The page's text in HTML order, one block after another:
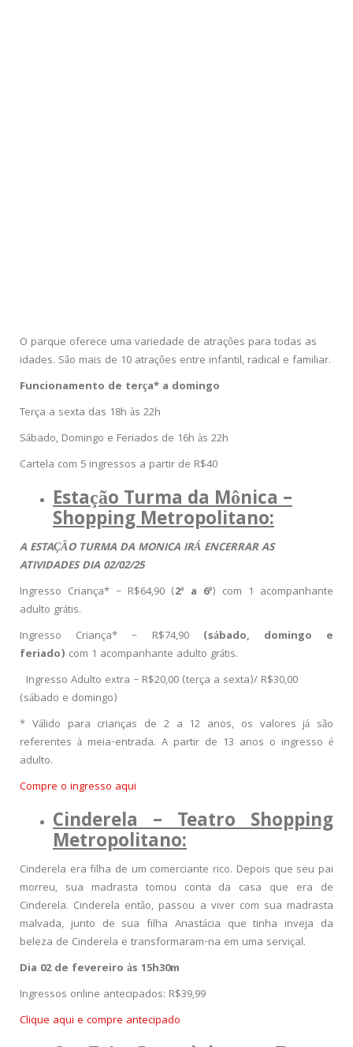
O parque oferece uma variedade de atrações para todas as
idades. São mais de 10 atrações entre infantil, radical e familiar.
Funcionamento de terça* a domingo
Terça a sexta das 18h às 22h
Sábado, Domingo e Feriados de 16h às 22h
Cartela com 5 ingressos a partir de R$40
Estação Turma da Mônica –
Shopping Metropolitano:
A ESTAÇÃO TURMA DA MONICA IRÁ ENCERRAR AS
ATIVIDADES DIA 02/02/25
Ingresso Criança* – R$64,90 (2ª a 6ª) com 1 acompanhante
adulto grátis.
Ingresso Criança* – R$74,90 (sábado, domingo e
feriado) com 1 acompanhante adulto grátis.
Ingresso Adulto extra – R$20,00 (terça a sexta)/ R$30,00
(sábado e domingo)
* Válido para crianças de 2 a 12 anos, os valores já são
referentes à meia-entrada. A partir de 13 anos o ingresso é
adulto.
Compre o ingresso aqui
Cinderela – Teatro Shopping
Metropolitano:
Cinderela era filha de um comerciante rico. Depois que seu pai
morreu, sua madrasta tomou conta da casa que era de
Cinderela. Cinderela então, passou a viver com sua madrasta
malvada, junto de sua filha Anastácia que tinha inveja da
beleza de Cinderela e transformaram-na em uma serviçal.
Dia 02 de fevereiro às 15h30m
Ingressos online antecipados: R$39,99
Clique aqui e compre antecipado